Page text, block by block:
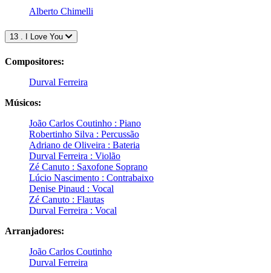
Alberto Chimelli
13 . I Love You
Compositores:
Durval Ferreira
Músicos:
João Carlos Coutinho : Piano
Robertinho Silva : Percussão
Adriano de Oliveira : Bateria
Durval Ferreira : Violão
Zé Canuto : Saxofone Soprano
Lúcio Nascimento : Contrabaixo
Denise Pinaud : Vocal
Zé Canuto : Flautas
Durval Ferreira : Vocal
Arranjadores:
João Carlos Coutinho
Durval Ferreira